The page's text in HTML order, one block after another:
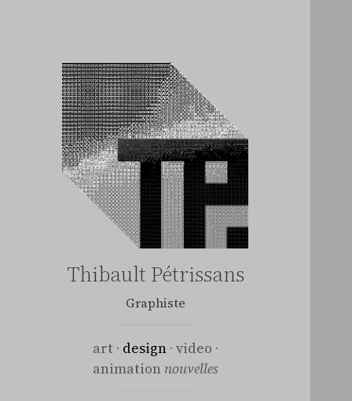
Thibault Pétrissans
Graphiste
art· design· video ·
animation nouvelles